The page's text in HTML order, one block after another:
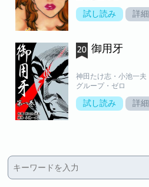
試し読み 詳細
御用牙
神田たけ志・小池一夫
グループ・ゼロ
試し読み 詳細